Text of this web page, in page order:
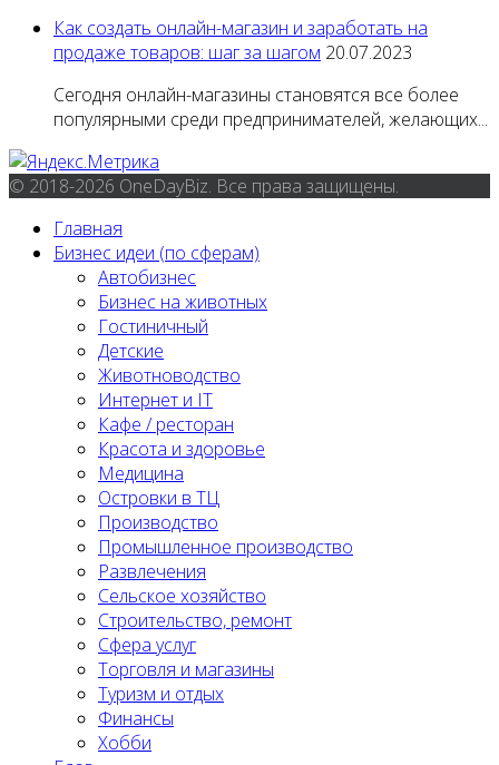
Как создать онлайн-магазин и заработать на
продаже товаров: шаг за шагом 20.07.2023
Сегодня онлайн-магазины становятся все более
популярными среди предпринимателей, желающих...
© 2018-2026 OneDayBiz. Все права защищены.
Главная
Бизнес идеи (по сферам)
Автобизнес
Бизнес на животных
Гостиничный
Детские
Животноводство
Интернет и IT
Кафе / ресторан
Красота и здоровье
Медицина
Островки в ТЦ
Производство
Промышленное производство
Развлечения
Сельское хозяйство
Строительство, ремонт
Сфера услуг
Торговля и магазины
Туризм и отдых
Финансы
Хобби